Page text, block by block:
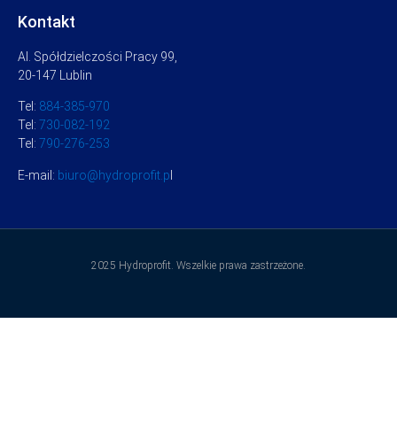
Kontakt
Al. Spółdzielczości Pracy 99,
20-147 Lublin
Tel: 884-385-970
Tel: 730-082-192
Tel: 790-276-253
E-mail: biuro@hydroprofit.p
2025 Hydroprofit. Wszelkie prawa zastrzeżone.